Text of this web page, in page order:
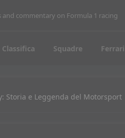
and commentary on Formula 1 racing
Classifica Squadre Ferrari
Storia e Leggenda del Motorsport